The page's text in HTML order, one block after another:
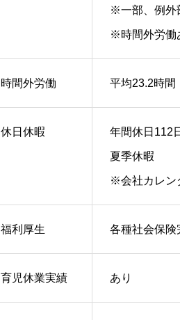
※一部、例外
※時間外労働
時間外労働 平均23.2時間
休日休暇 年間休日112
夏季休暇
※会社カレン
福利厚生 各種社会保険
育児休業実績 あり